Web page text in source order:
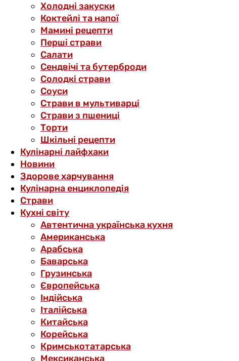
Холодні закуски
Коктейлі та напої
Мамині рецепти
Перші страви
Салати
Сендвічі та бутерброди
Солодкі страви
Соуси
Страви в мультиварці
Страви з пшениці
Торти
Шкільні рецепти
Кулінарні лайфхаки
Новини
Здорове харчування
Кулінарна енциклопедія
Страви
Кухні світу
Автентична українська кухня
Американська
Арабська
Баварська
Грузинська
Європейська
Індійська
Італійська
Китайська
Корейська
Кримськотатарська
Мексиканська